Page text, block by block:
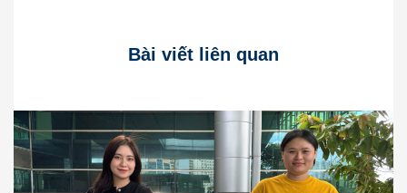
Bài viết liên quan